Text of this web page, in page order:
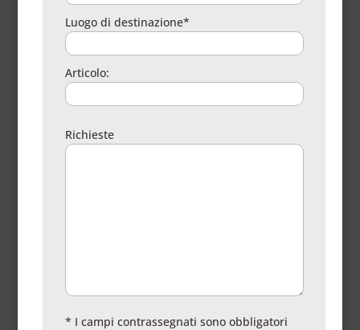
Luogo di destinazione*
Articolo:
Richieste
* I campi contrassegnati sono obbligatori